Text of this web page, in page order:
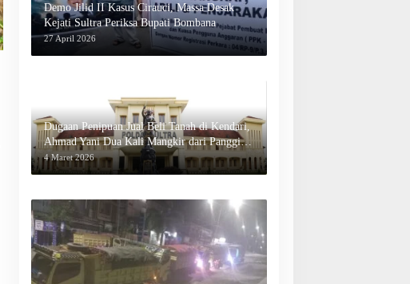
Demo Jilid II Kasus Cirauci, Massa Desak
Kejati Sultra Periksa Bupati Bombana
27 April 2026
Dugaan Penipuan Jual Beli Tanah di Kendari,
Ahmad Yani Dua Kali Mangkir dari Panggilan
Polda Sultra
4 Maret 2026